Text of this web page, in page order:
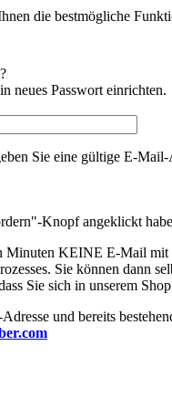
die bestmögliche
neues Passwort einrichten.
Sie eine gültige E-Mail-
Knopf angeklickt
Minuten KEINE E-Mail mit
Sie können dann
Sie sich in unserem
und bereits